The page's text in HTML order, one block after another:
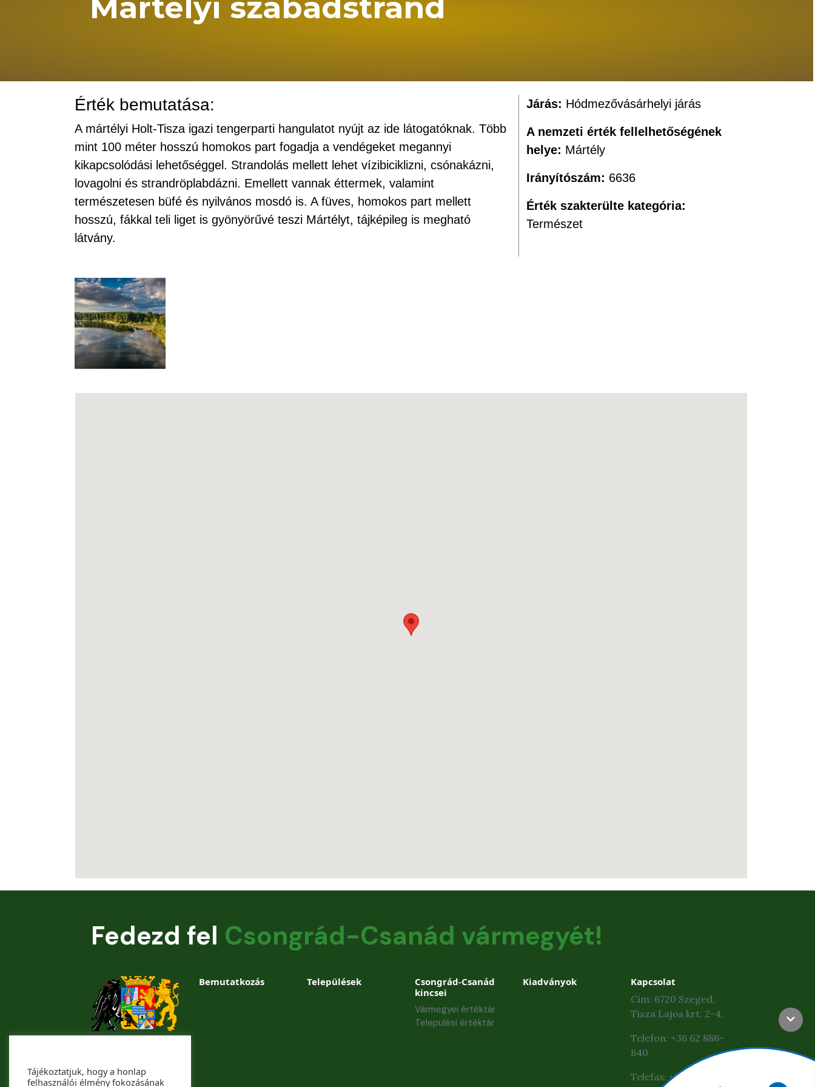
Mártélyi szabadstrand
Érték bemutatása:
A mártélyi Holt-Tisza igazi tengerparti hangulatot nyújt az ide látogatóknak. Több
mint 100 méter hosszú homokos part fogadja a vendégeket megannyi
kikapcsolódási lehetőséggel. Strandolás mellett lehet vízibiciklizni, csónakázni,
lovagolni és strandröplabdázni. Emellett vannak éttermek, valamint
természetesen büfé és nyilvános mosdó is. A füves, homokos part mellett
hosszú, fákkal teli liget is gyönyörűvé teszi Mártélyt, tájképileg is megható
látvány.
Járás: Hódmezővásárhelyi járás
A nemzeti érték fellelhetőségének
helye: Mártély
Irányítószám: 6636
Érték szakterülte kategória:
Természet
Fedezd fel Csongrád-Csanád vármegyét!
Bemutatkozás Települések
Csongrád-Csanád
kincsei
Vármegyei értéktár
Települési értéktár
Kiadványok
Kapcsolat
Cím: 6720 Szeged,
Tisza Lajos krt. 2-4.
Telefon: +36 62 886-
840
Telefax: +36 62 425-
Tájékoztatjuk, hogy a honlap
felhasználói élmény fokozásának